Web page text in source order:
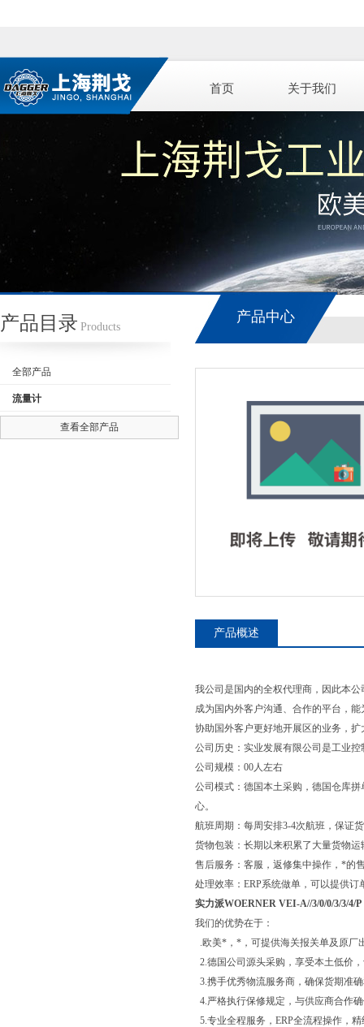
首页 关于我们
产品目录 Products
全部产品
流量计
查看全部产品
产品中心
产品概述
我公司是国内的全权代理商，因此本
成为国内外客户沟通、合作的平台，
协助国外客户更好地开展区的业务，
公司历史：实业发展有限公司是工业
公司规模：00人左右
公司模式：德国本土采购，德国仓库
心。
航班周期：每周安排3-4次航班，保证
货物包装：长期以来积累了大量货物
售后服务：客服，返修集中操作，*的
处理效率：ERP系统做单，可以提供订
实力派WOERNER VEI-A//3/0/0/3/3/4/P
我们的优势在于：
.欧美*，*，可提供海关报关单及原厂
2.德国公司源头采购，享受本土低价
3.携手优秀物流服务商，确保货期准
4.严格执行保修规定，与供应商合作
5.专业全程服务，ERP全流程操作，